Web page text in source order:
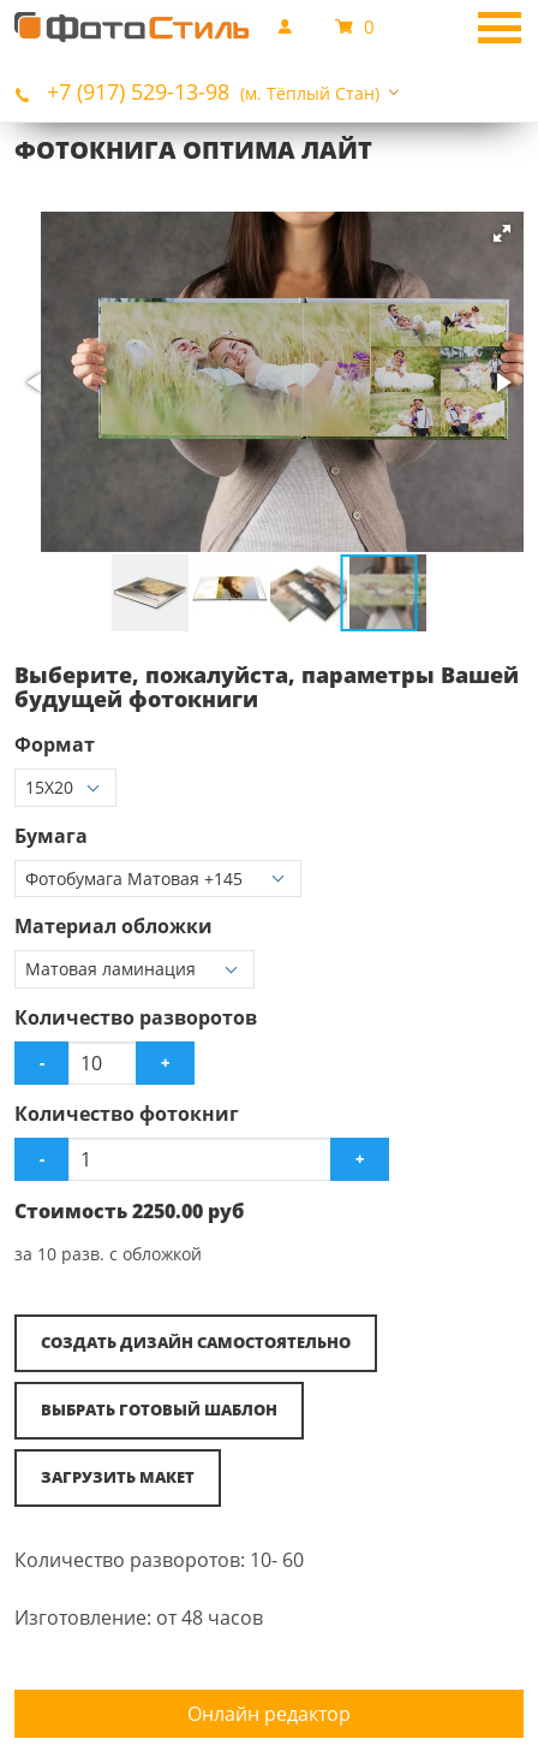
+7 (917) 529-13-98 (м. Тёплый Стан)
0
ФОТОКНИГА ОПТИМА ЛАЙТ
Выберите, пожалуйста, параметры Вашей
будущей фотокниги
Формат
Бумага
Материал обложки
Количество разворотов
- +
Количество фотокниг
- +
Стоимость2250.00 руб
за 10 разв. с обложкой
СОЗДАТЬ ДИЗАЙН САМОСТОЯТЕЛЬНО
ВЫБРАТЬ ГОТОВЫЙ ШАБЛОН
ЗАГРУЗИТЬ МАКЕТ
Количество разворотов: 10- 60
Изготовление: от 48 часов
Онлайн редактор